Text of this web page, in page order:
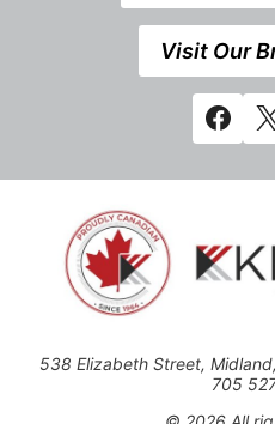
Visit Our
538 Elizabeth Street,
705